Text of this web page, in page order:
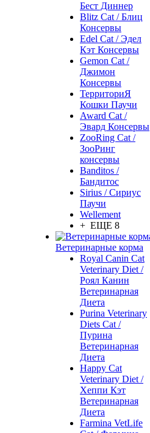
Бест Диннер
Blitz Cat / Блиц
Консервы
Edel Cat / Эдел
Кэт Консервы
Gemon Cat /
Джимон
Консервы
ТерриториЯ
Кошки Паучи
Award Cat /
Эвард Консервы
ZooRing Cat /
ЗооРинг
консервы
Banditos /
Бандитос
Sirius / Сириус
Паучи
Wellement
+ ЕЩЕ 8
Ветеринарные корма
Royal Canin Cat
Veterinary Diet /
Роял Канин
Ветеринарная
Диета
Purina Veterinary
Diets Cat /
Пурина
Ветеринарная
Диета
Happy Cat
Veterinary Diet /
Хеппи Кэт
Ветеринарная
Диета
Farmina VetLife